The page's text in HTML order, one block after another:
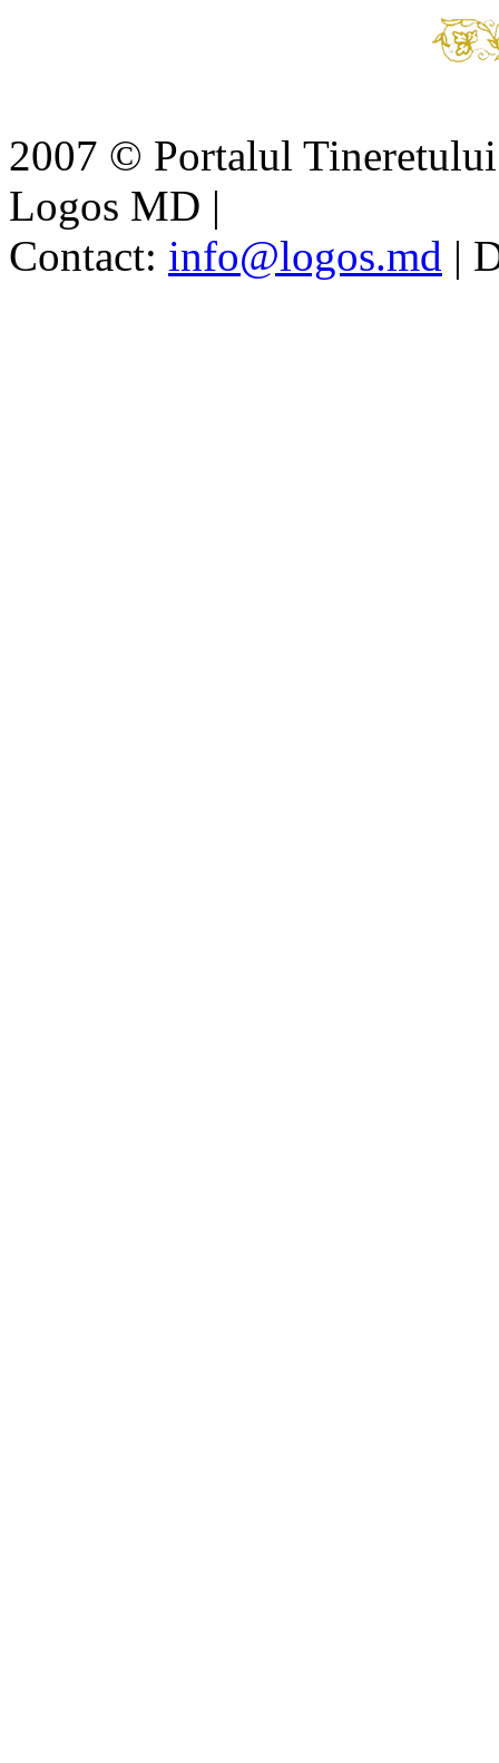
2007 © Portalul
Logos MD |
Contact: info@logos.md |